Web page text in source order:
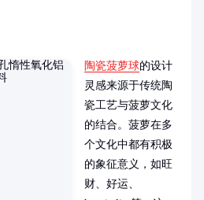
陶瓷菠萝球的设计
灵感来源于传统陶
瓷工艺与菠萝文化
的结合。菠萝在多
个文化中都有积极
的象征意义，如旺
财、好运、